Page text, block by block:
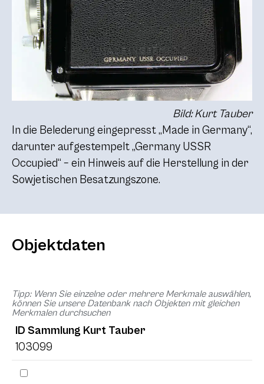
Bild: Kurt Tauber
In die Belederung eingepresst „Made in Germany“,
darunter aufgestempelt „Germany USSR
Occupied“ – ein Hinweis auf die Herstellung in der
Sowjetischen Besatzungszone.
Objektdaten
Tipp: Wenn Sie einzelne oder mehrere Merkmale auswählen,
können Sie unsere Datenbank nach Objekten mit gleichen
Merkmalen durchsuchen
ID Sammlung Kurt Tauber
103099